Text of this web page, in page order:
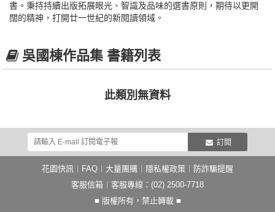
書。秉持持續出版拓展眼光、智識及品味的選書原則，期待以更開
闊的精神，打開廿一世紀的新閱讀領域。
吳國棟作品集 書籍列表
此類別無資料
訂閱
花園快訊 FAQ 大量團購 隱私權政策
防詐騙提醒
客服信箱 ︱客服專線：(02) 2500-7718
■ 版權所有，禁止轉載 ■